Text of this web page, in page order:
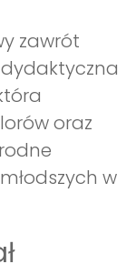
zawrót
oraz
w